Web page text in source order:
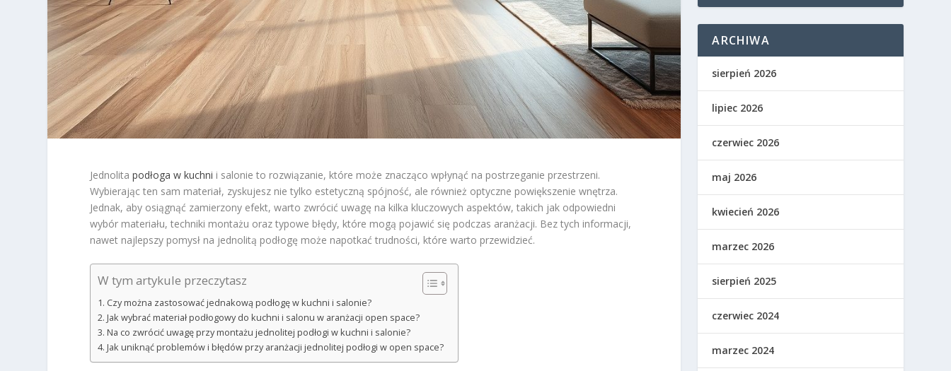
Jednolitapodłoga w kuchni i salonie to rozwiązanie, które może znacząco wpłynąć na postrzeganie przestrzeni.
Wybierając ten sam materiał, zyskujesz nie tylko estetyczną spójność, ale również optyczne powiększenie wnętrza.
Jednak, aby osiągnąć zamierzony efekt, warto zwrócić uwagę na kilka kluczowych aspektów, takich jak odpowiedni
wybór materiału, techniki montażu oraz typowe błędy, które mogą pojawić się podczas aranżacji. Bez tych informacji,
nawet najlepszy pomysł na jednolitą podłogę może napotkać trudności, które warto przewidzieć.
W tym artykule przeczytasz
Czy można zastosować jednakową podłogę w kuchni i salonie?
Jak wybrać materiał podłogowy do kuchni i salonu w aranżacji open space?
Na co zwrócić uwagę przy montażu jednolitej podłogi w kuchni i salonie?
Jak uniknąć problemów i błędów przy aranżacji jednolitej podłogi w open space?
ARCHIWA
sierpień 2026
lipiec 2026
czerwiec 2026
maj 2026
kwiecień 2026
marzec 2026
sierpień 2025
czerwiec 2024
marzec 2024